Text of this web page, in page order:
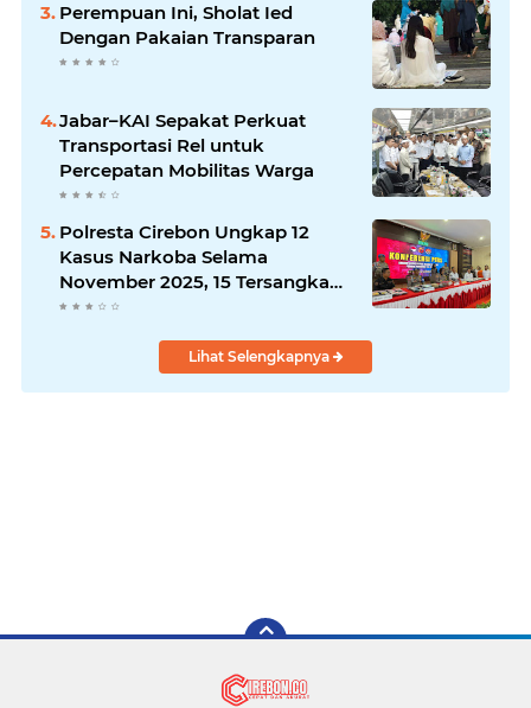
Perempuan Ini, Sholat Ied
Dengan Pakaian Transparan
Jabar–KAI Sepakat Perkuat
Transportasi Rel untuk
Percepatan Mobilitas Warga
Polresta Cirebon Ungkap 12
Kasus Narkoba Selama
November 2025, 15 Tersangka
Diamankan
Lihat Selengkapnya